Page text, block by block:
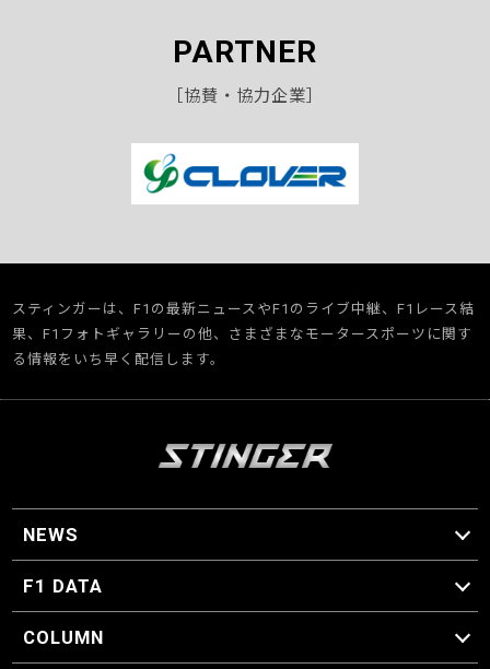
PARTNER
［協賛・協力企業］
スティンガーは、F1の最新ニュースやF1のライブ中継、F1レース結
果、F1フォトギャラリーの他、さまざまなモータースポーツに関す
る情報をいち早く配信します。
NEWS
F1 ニュース
F1 DATA
F1 日程
F1 データ
COLUMN